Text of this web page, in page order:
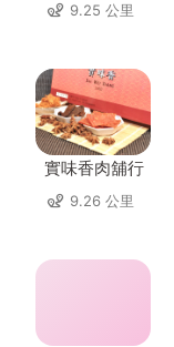
9.25 公里
實味香肉舖行
9.26 公里